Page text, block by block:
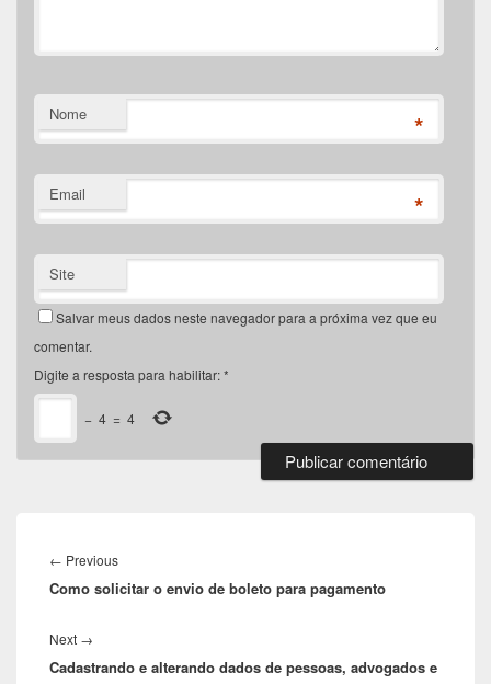
Nome *
Email *
Site
Salvar meus dados neste navegador para a próxima vez que eu
comentar.
Digite a resposta para habilitar:*
− 4 = 4
de
Post
← Previous
post:
Como solicitar o envio de boleto para pagamento
Next →
post:
Cadastrando e alterando dados de pessoas, advogados e